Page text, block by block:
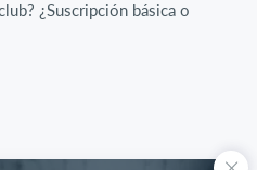
¿Suscripción básica o